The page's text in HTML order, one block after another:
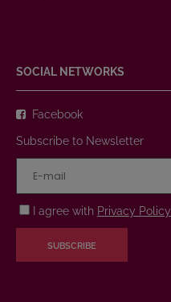
SOCIAL NETWORKS
Facebook
Subscribe to Newsletter
I agree with Privacy Policy
SUBSCRIBE